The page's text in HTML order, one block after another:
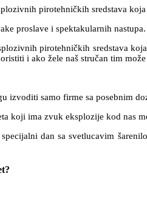
pirotehničkih sredstava
proslave i spektakularnih
pirotehničkih sredstava
i ako žele naš stručan tim
izvoditi samo firme sa posebnim
koji ima zvuk eksplozije kod nas
dan sa svetlucavim